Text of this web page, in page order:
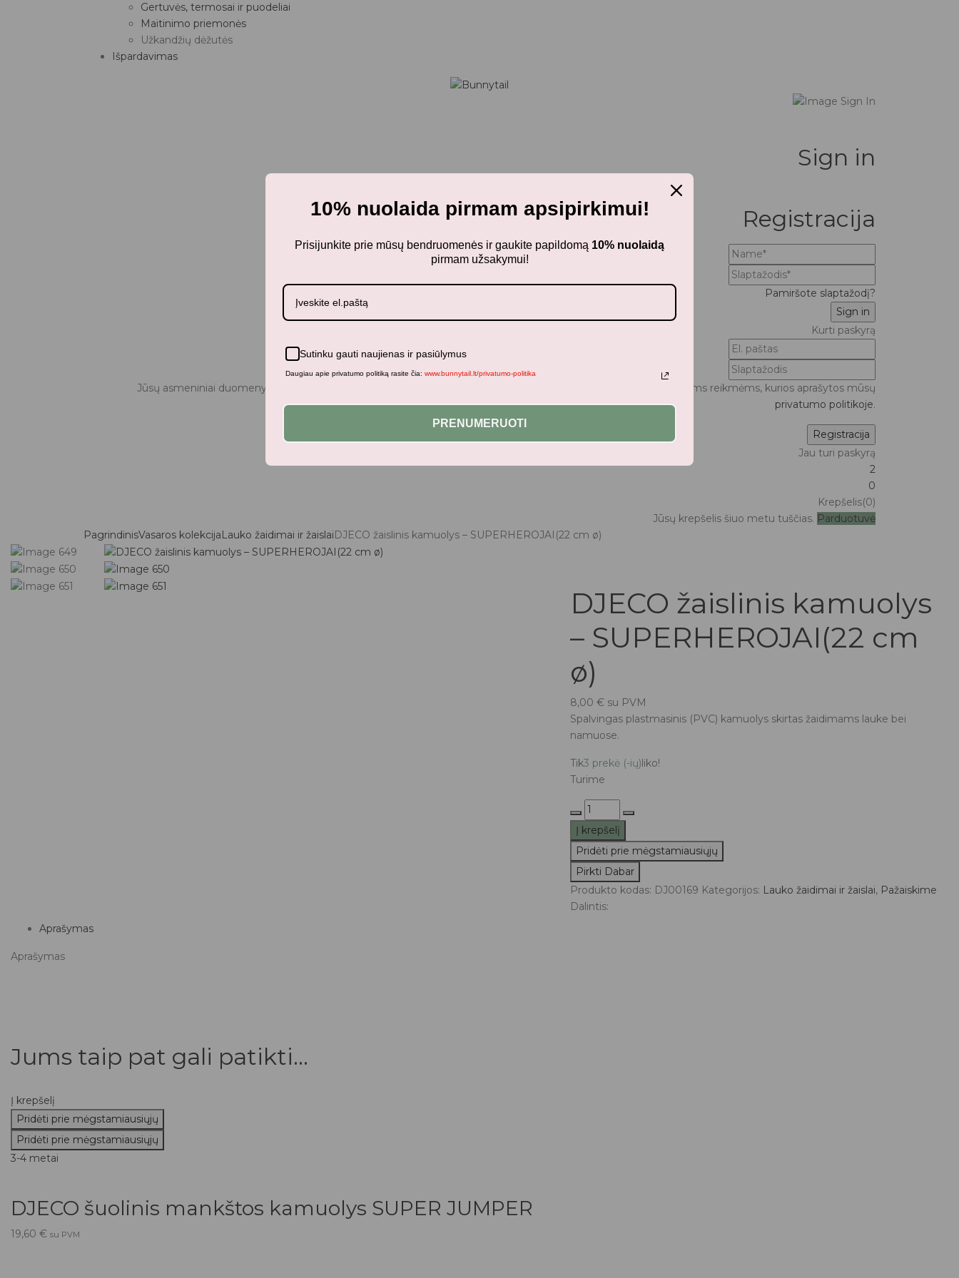
Gertuvės, termosai ir puodeliai
Maitinimo priemonės
Užkandžių dėžutės
Išpardavimas
Sign in
Registracija
Pamiršote slaptažodį?
Kurti paskyrą
Jūsų asmeniniai duomenys bus naudojami patogesniam naršymui šiame tinklalapyje, paskyros valdymui bei kitoms reikmėms, kurios aprašytos mūsų
privatumo politikoje.
Jau turi paskyrą
2
0
Krepšelis(0)
Jūsų krepšelis šiuo metu tuščias. Parduotuvė
PagrindinisVasaros kolekcija Lauko žaidimai ir žaislai DJECO žaislinis kamuolys – SUPERHEROJAI(22 cm ø)
DJECO žaislinis kamuolys
– SUPERHEROJAI(22 cm
ø)
8,00 €su PVM
Spalvingas plastmasinis (PVC) kamuolys skirtas žaidimams lauke bei
namuose.
Tik3 prekė (-ių) liko!
Turime
produkto
kiekis:
DJECO
žaislinis
kamuolys
-
SUPERHEROJAI(22
Į krepšelį
Pridėti prie mėgstamiausiųjų
Pirkti Dabar
Produkto kodas: DJ00169 Kategorijos: Lauko žaidimai ir žaislai, Pažaiskime
Dalintis:
Aprašymas
Aprašymas
Jums taip pat gali patikti...
Į krepšelį
Pridėti prie mėgstamiausiųjų
Pridėti prie mėgstamiausiųjų
3-4 metai
DJECO šuolinis mankštos kamuolys SUPER JUMPER
19,60 € su PVM
10% nuolaida pirmam apsipirkimui!
Prisijunkite prie mūsų bendruomenės ir gaukite papildomą 10% nuolaidą
pirmam užsakymui!
Sutinku gauti naujienas ir pasiūlymus
Daugiau apie privatumo politiką rasite čia: www.bunnytail.lt/privatumo-politika
PRENUMERUOTI